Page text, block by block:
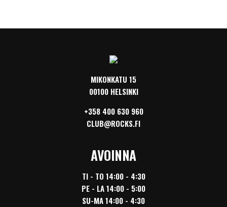
MIKONKATU 15
00100 HELSINKI
+358 400 630 960
CLUB@ROCKS.FI
AVOINNA
TI - TO 14:00 - 4:30
PE - LA 14:00 - 5:00
SU-MA 14:00 - 4:30